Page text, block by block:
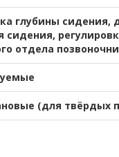
глубины сидения,
сидения,
отдела
(для твёрдых